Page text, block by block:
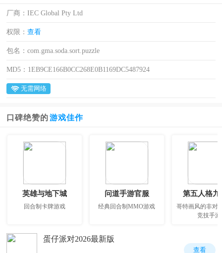
厂商：IEC Global Pty Ltd
权限：查看
包名：com.gma.soda.sort.puzzle
MD5： 1EB9CE166B0CC268E0B1169DC5487924
无需网络
口碑绝赞的 游戏佳作
英雄与地下城
回合制卡牌游戏
问道手游官服
经典回合制MMO游戏
第五人格九
哥特画风的非对
竞技手游
蛋仔派对2026最新版
查看